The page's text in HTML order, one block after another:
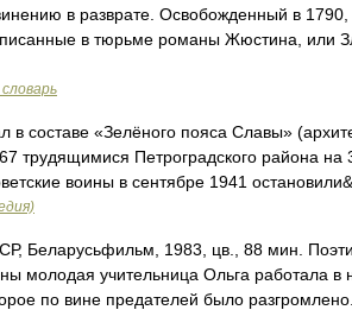
в разврате. Освобожденный в
в тюрьме романы Жюстина, или
«Зелёного пояса Славы»
трудящимися Петроградского района на
воины в сентябре 1941
Беларусьфильм, 1983, цв., 88 мин.
молодая учительница Ольга работала в
по вине предателей было